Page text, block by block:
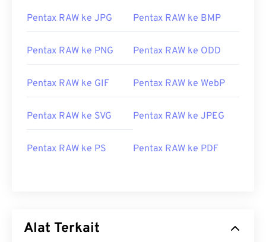
Pentax RAW ke JPG Pentax RAW ke BMP
Pentax RAW ke PNG Pentax RAW ke ODD
Pentax RAW ke GIF Pentax RAW ke WebP
Pentax RAW ke SVG Pentax RAW ke JPEG
Pentax RAW ke PS Pentax RAW ke PDF
Alat Terkait